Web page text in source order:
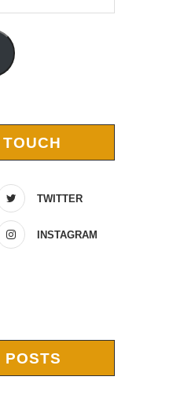
TWITTER
INSTAGRAM
POSTS